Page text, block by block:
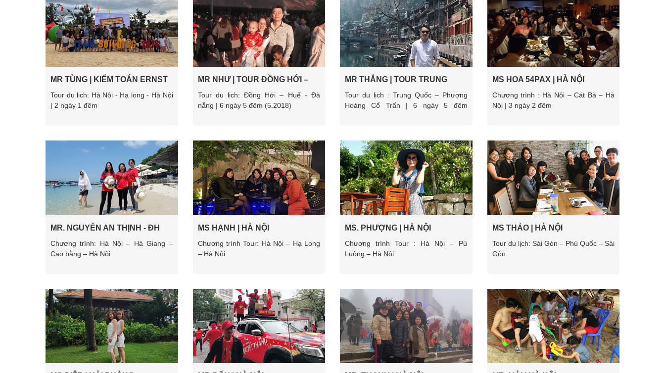
MR TÙNG | KIỂM TOÁN ERNST
& YOUNG VN
Tour du lịch: Hà Nội - Hạ long - Hà Nội
| 2 ngày 1 đêm
MR NHƯ | TOUR ĐỒNG HỚI –
HUẾ - ĐN
Tour du lịch: Đồng Hới – Huế - Đà
nẵng | 6 ngày 5 đêm (5.2018)
MR THẮNG | TOUR TRUNG
QUỐC PHƯỢNG HOÀNG CỔ
TRẤN
Tour du lịch : Trung Quốc – Phượng
Hoàng Cổ Trấn | 6 ngày 5 đêm
MS HOA 54PAX | HÀ NỘI
Chương trình : Hà Nội – Cát Bà – Hà
Nội | 3 ngày 2 đêm
MR. NGUYỄN AN THỊNH - ĐH
Chương trình: Hà Nội – Hà Giang –
Cao bằng – Hà Nội
MS HẠNH | HÀ NỘI
Chương trình Tour: Hà Nội – Hạ Long
– Hà Nội
MS. PHƯỢNG | HÀ NỘI
Chương trình Tour : Hà Nội – Pù
Luông – Hà Nội
MS THẢO | HÀ NỘI
Tour du lịch: Sài Gòn – Phú Quốc – Sài
Gòn